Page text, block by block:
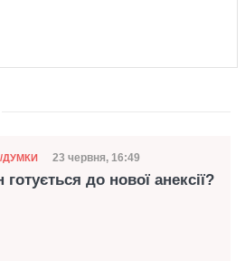
ДУМКИ Дата публікації
23 червня, 16:49
готується до нової анексії?